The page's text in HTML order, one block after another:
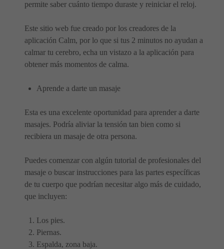
permite saber cuánto tiempo duraste y reiniciar el reloj.
Este sitio web fue creado por los creadores de la
aplicación Calm, por lo que si tus 2 minutos no ayudan a
calmar tu cerebro, echa un vistazo a la aplicación para
obtener más momentos de calma.
Aprende a darte un masaje
Esta es una excelente oportunidad para aprender a darte
masajes. Podría aliviar la tensión tan bien como si
recibiera un masaje de otra persona.
Puedes comenzar con algún tutorial de profesionales del
masaje o buscar instrucciones para las partes específicas
de tu cuerpo que podrían necesitar algo más de cuidado,
que incluyen:
Los pies.
Piernas.
Espalda, zona baja.